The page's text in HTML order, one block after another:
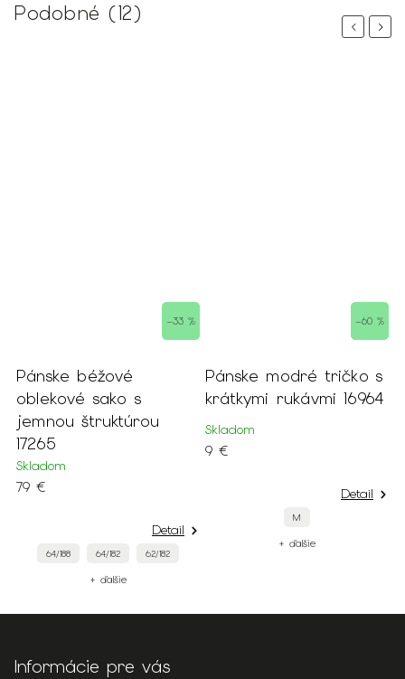
Podobné (12)
Previous
Pánske modré tričko s
krátkymi rukávmi 16964
Skladom
Pánske sako
tmavomodré
Next
Informácie pre vás